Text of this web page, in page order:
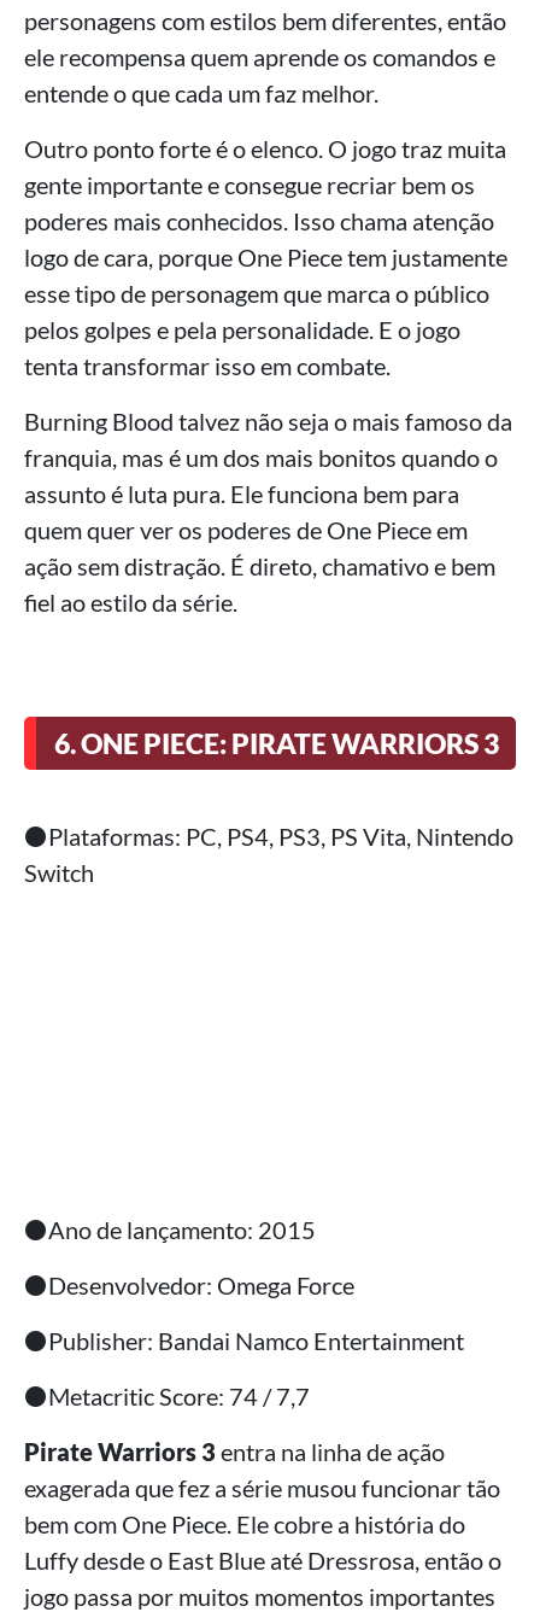
personagens com estilos bem diferentes, então
ele recompensa quem aprende os comandos e
entende o que cada um faz melhor.
Outro ponto forte é o elenco. O jogo traz muita
gente importante e consegue recriar bem os
poderes mais conhecidos. Isso chama atenção
logo de cara, porque One Piece tem justamente
esse tipo de personagem que marca o público
pelos golpes e pela personalidade. E o jogo
tenta transformar isso em combate.
Burning Blood talvez não seja o mais famoso da
franquia, mas é um dos mais bonitos quando o
assunto é luta pura. Ele funciona bem para
quem quer ver os poderes de One Piece em
ação sem distração. É direto, chamativo e bem
fiel ao estilo da série.
6. ONE PIECE: PIRATE WARRIORS 3
⚫Plataformas: PC, PS4, PS3, PS Vita, Nintendo
Switch
⚫Ano de lançamento: 2015
⚫Desenvolvedor: Omega Force
⚫Publisher: Bandai Namco Entertainment
⚫Metacritic Score: 74 / 7,7
Pirate Warriors 3 entra na linha de ação
exagerada que fez a série musou funcionar tão
bem com One Piece. Ele cobre a história do
Luffy desde o East Blue até Dressrosa, então o
jogo passa por muitos momentos importantes